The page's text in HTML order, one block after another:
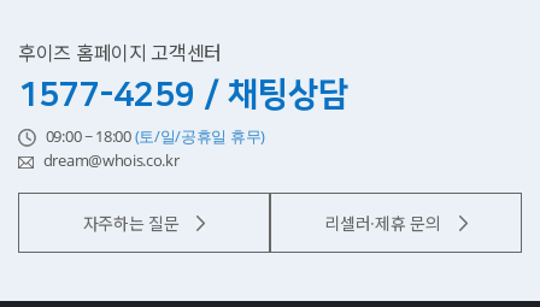
후이즈 홈페이지 고객센터
1577-4259 / 채팅상담
09:00 ~ 18:00(토/일/공휴일 휴무)
dream@whois.co.kr
자주하는 질문 리셀러·제휴 문의